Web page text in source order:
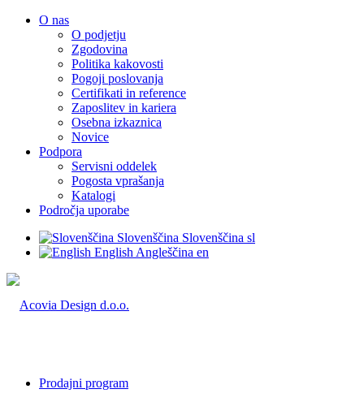
O nas
O podjetju
Zgodovina
Politika kakovosti
Pogoji poslovanja
Certifikati in reference
Zaposlitev in kariera
Osebna izkaznica
Novice
Podpora
Servisni oddelek
Pogosta vprašanja
Katalogi
Področja uporabe
Slovenščina Slovenščina sl
English Angleščina en
Prodajni program